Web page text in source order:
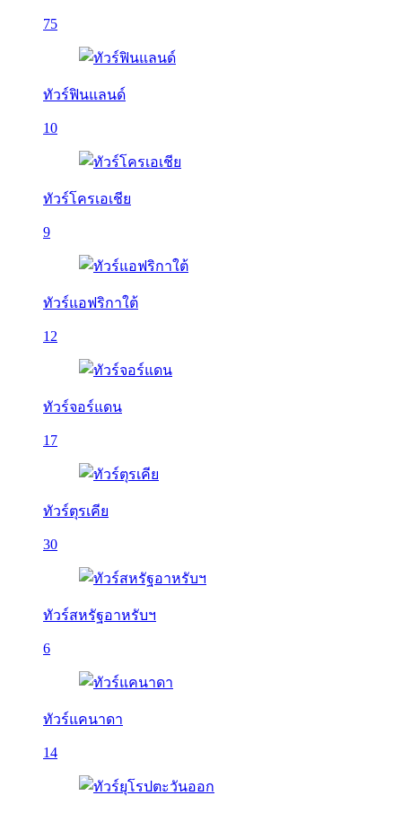
75
ทัวร์ฟินแลนด์
10
ทัวร์โครเอเชีย
9
ทัวร์แอฟริกาใต้
12
ทัวร์จอร์แดน
17
ทัวร์ตุรเคีย
30
ทัวร์สหรัฐอาหรับฯ
6
ทัวร์แคนาดา
14